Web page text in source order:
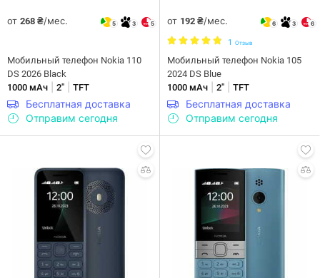
от 268 ₴/мес. 5 3 5
Мобильный телефон Nokia 110
DS 2026 Black
1000 мАч
2" TFT
Бесплатная доставка
Отправим сегодня
от 192 ₴/мес. 6 3 6
1 Отзыв
Мобильный телефон Nokia 105
2024 DS Blue
1000 мАч
2" TFT
Бесплатная доставка
Отправим сегодня